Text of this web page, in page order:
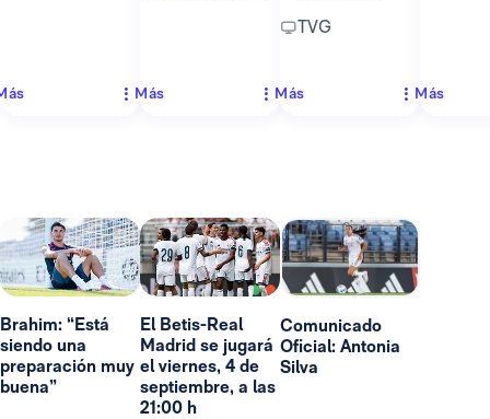
Más
TVG
Más Más
Brahim: “Está
siendo una
preparación muy
buena”
El Betis-Real
Madrid se jugará
el viernes, 4 de
septiembre, a las
21:00 h
Comunicado
Oficial: Antonia
Silva